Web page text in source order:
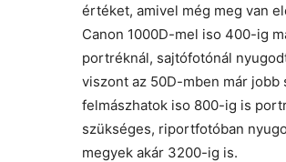
értéket, amivel még meg van
Canon 1000D-mel iso 400-ig
portréknál, sajtófotónál
viszont az 50D-mben már jobb
felmászhatok iso 800-ig is
szükséges, riportfotóban
megyek akár 3200-ig is.